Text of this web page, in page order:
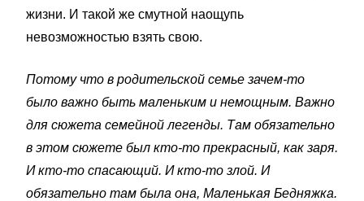
жизни. И такой же смутной наощупь
невозможностью взять свою.
Потому что в родительской семье зачем-то
было важно быть маленьким и немощным. Важно
для сюжета семейной легенды. Там обязательно
в этом сюжете был кто-то прекрасный, как заря.
И кто-то спасающий. И кто-то злой. И
обязательно там была она, Маленькая Бедняжка.